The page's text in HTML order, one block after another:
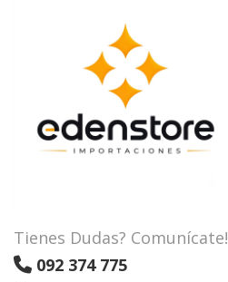
Tienes Dudas? Comunícate!
092 374 775